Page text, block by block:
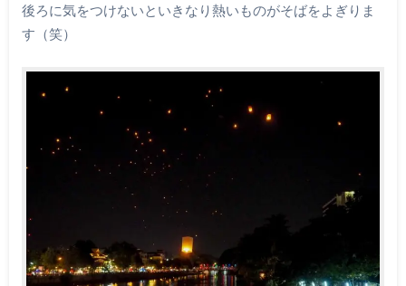
後ろに気をつけないといきなり熱いものがそばをよぎりま
す（笑）